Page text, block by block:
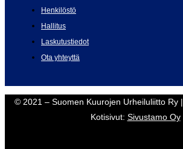
Henkilöstö
Hallitus
Laskutustiedot
Ota yhteyttä
© 2021 – Suomen Kuurojen Urheiluliitto Ry |
Kotisivut: Sivustamo Oy